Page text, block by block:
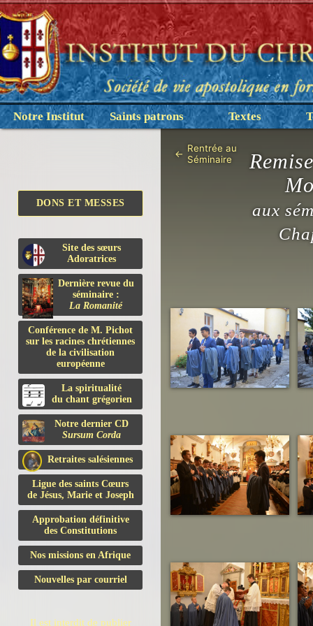
Notre Institut Saints patrons Textes
DONS ET MESSES
Site des sœurs
Adoratrices
Dernière revue du
séminaire :
La Romanité
Conférence de M. Pichot
sur les racines chrétiennes
de la civilisation
européenne
La spiritualité
du chant grégorien
Notre dernier CD
Sursum Corda
Retraites salésiennes
Ligue des saints Cœurs
de Jésus, Marie et Joseph
Approbation définitive
des Constitutions
Nos missions en Afrique
Nouvelles par courriel
Il est interdit de publier
← Rentrée au
Séminaire
aux